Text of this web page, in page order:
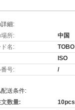
細:
所:
中国
名:
TOBO
ISO
号:
/
送条件:
数量:
10pcs